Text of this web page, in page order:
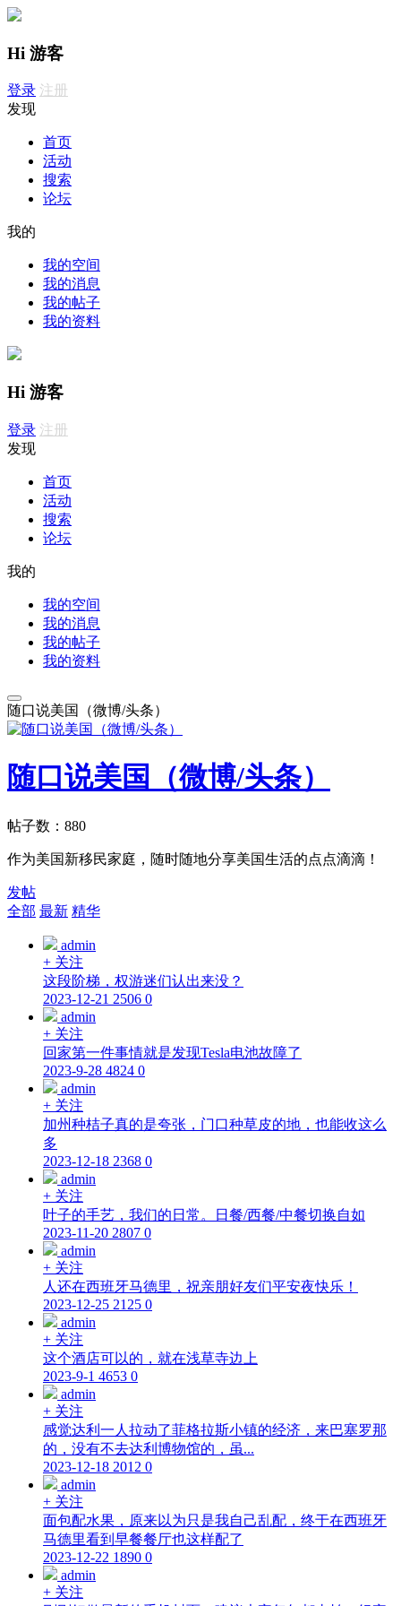
Hi 游客
登录 注册
发现
首页
活动
搜索
论坛
我的
我的空间
我的消息
我的帖子
我的资料
Hi 游客
登录 注册
发现
首页
活动
搜索
论坛
我的
我的空间
我的消息
我的帖子
我的资料
随口说美国（微博/头条）
随口说美国（微博/头条）
帖子数： 880
作为美国新移民家庭，随时随地分享美国生活的点点滴滴！
发帖
全部 最新 精华
admin
+ 关注
这段阶梯，权游迷们认出来没？
2023-12-21 2506 0
admin
+ 关注
回家第一件事情就是发现Tesla电池故障了
2023-9-28 4824 0
admin
+ 关注
加州种桔子真的是夸张，门口种草皮的地，也能收这么
多
2023-12-18 2368 0
admin
+ 关注
叶子的手艺，我们的日常。日餐/西餐/中餐切换自如
2023-11-20 2807 0
admin
+ 关注
人还在西班牙马德里，祝亲朋好友们平安夜快乐！
2023-12-25 2125 0
admin
+ 关注
这个酒店可以的，就在浅草寺边上
2023-9-1 4653 0
admin
+ 关注
感觉达利一人拉动了菲格拉斯小镇的经济，来巴塞罗那
的，没有不去达利博物馆的，虽...
2023-12-18 2012 0
admin
+ 关注
面包配水果，原来以为只是我自己乱配，终于在西班牙
马德里看到早餐餐厅也这样配了
2023-12-22 1890 0
admin
+ 关注